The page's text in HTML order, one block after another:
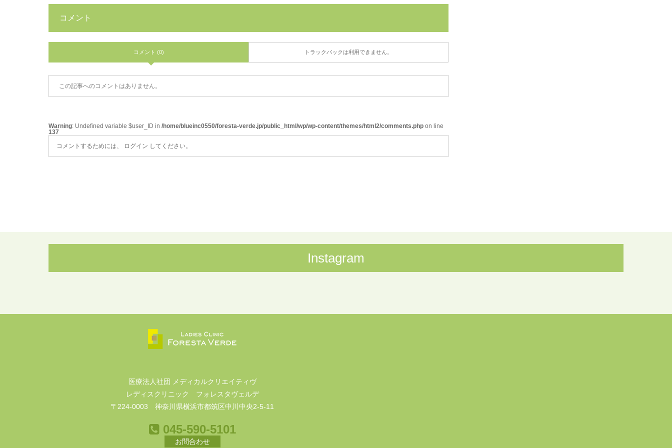
コメント
コメント (0) トラックバックは利用できません。
この記事へのコメントはありません。
Warning: Undefined variable $user_ID in /home/blueinc0550/foresta-verde.jp/public_html/wp/wp-content/themes/html2/comments.php on line
137
コメントするためには、
ログイン してください。
Instagram
医療法人社団 メディカルクリエイティヴ
レディスクリニック フォレスタヴェルデ
〒224-0003 神奈川県横浜市都筑区中川中央2-5-11
045-590-5101
お問合わせ